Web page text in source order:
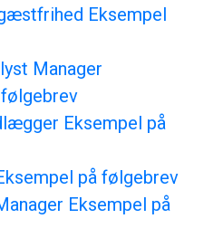
Eksempel
Manager
Eksempel på
på følgebrev
Eksempel på